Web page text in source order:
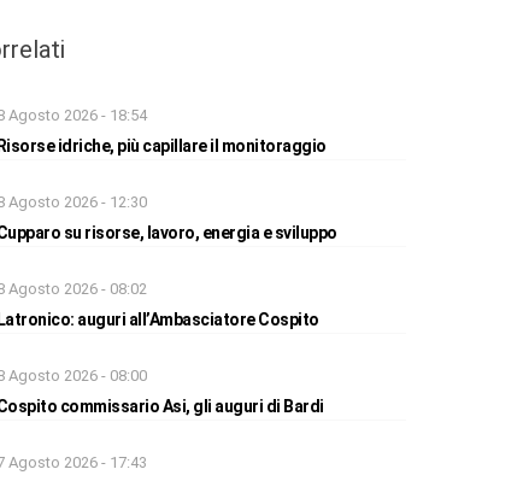
Agosto 2026 - 18:54
Risorse idriche, più capillare il monitoraggio
Agosto 2026 - 12:30
su risorse, lavoro, energia e sviluppo
Agosto 2026 - 08:02
Latronico: auguri all’Ambasciatore Cospito
Agosto 2026 - 08:00
commissario Asi, gli auguri di Bardi
Agosto 2026 - 17:43